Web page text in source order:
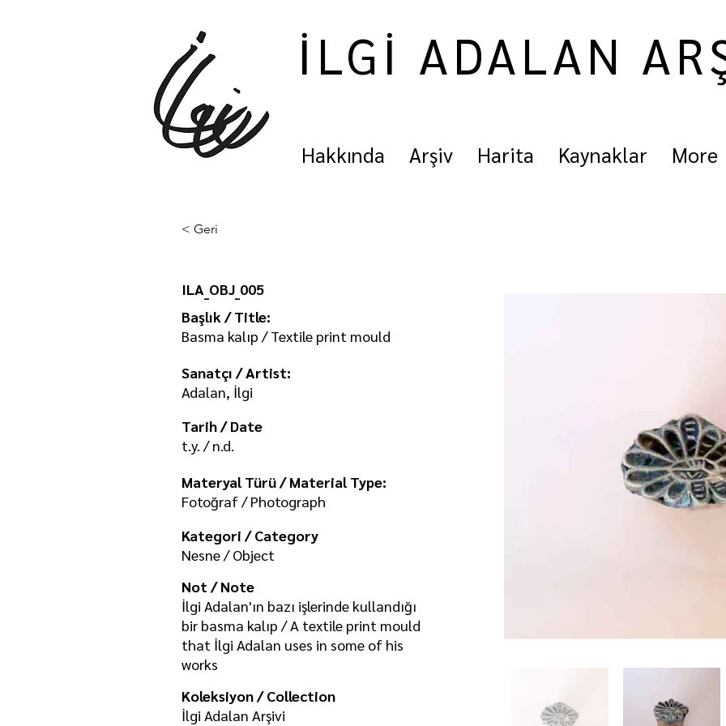
İLGİ ADALAN
Hakkında Arşiv Harita Kaynaklar More
< Geri
ILA_OBJ_005
Başlık / Title:
Basma kalıp / Textile print mould
Sanatçı / Artist:
Adalan, İlgi
Tarih / Date
t.y. / n.d.
Materyal Türü / Material Type:
Fotoğraf / Photograph
Kategori / Category
Nesne / Object
Not / Note
İlgi Adalan'ın bazı işlerinde kullandığı
bir basma kalıp / A textile print mould
that İlgi Adalan uses in some of his
works
Koleksiyon / Collection
İlgi Adalan Arşivi